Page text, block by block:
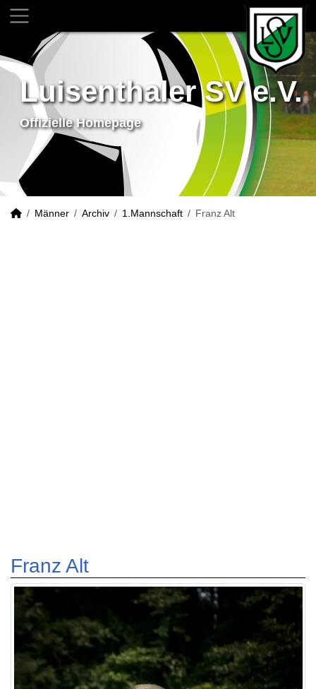
Luisenthaler SV e.V.
Offizielle Homepage
Männer Archiv 1.Mannschaft Franz Alt
Franz Alt